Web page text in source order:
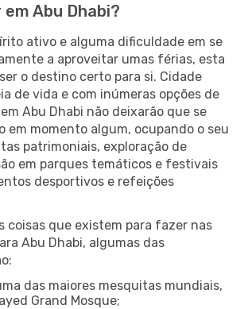
Abu Dhabi?
ativo e alguma dificuldade em se
a aproveitar umas férias, esta
o destino certo para si. Cidade
de vida e com inúmeras opções de
Abu Dhabi não deixarão que se
em momento algum, ocupando o seu
patrimoniais, exploração de
em parques temáticos e festivais
desportivos e refeições
coisas que existem para fazer nas
Abu Dhabi, algumas das
das maiores mesquitas mundiais,
Grand Mosque;